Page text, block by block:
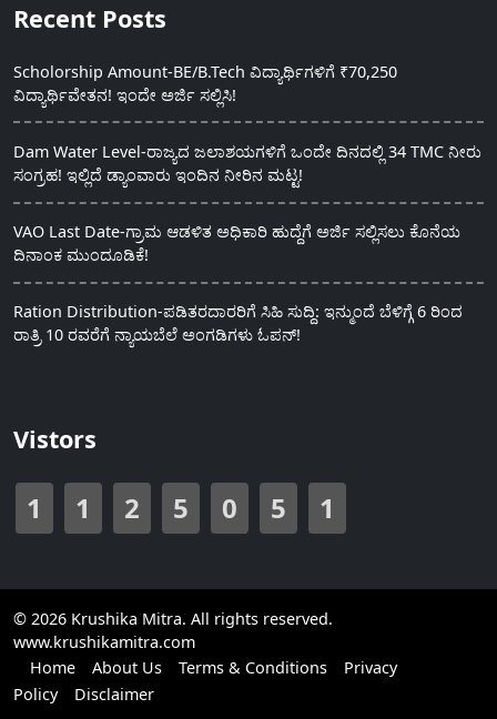
Recent Posts
Scholorship Amount-BE/B.Tech ವಿದ್ಯಾರ್ಥಿಗಳಿಗೆ ₹70,250
ವಿದ್ಯಾರ್ಥಿವೇತನ! ಇಂದೇ ಅರ್ಜಿ ಸಲ್ಲಿಸಿ!
Dam Water Level-ರಾಜ್ಯದ ಜಲಾಶಯಗಳಿಗೆ ಒಂದೇ ದಿನದಲ್ಲಿ 34 TMC ನೀರು
ಸಂಗ್ರಹ! ಇಲ್ಲಿದೆ ಡ್ಯಾಂವಾರು ಇಂದಿನ ನೀರಿನ ಮಟ್ಟ!
VAO Last Date-ಗ್ರಾಮ ಆಡಳಿತ ಅಧಿಕಾರಿ ಹುದ್ದೆಗೆ ಅರ್ಜಿ ಸಲ್ಲಿಸಲು ಕೊನೆಯ
ದಿನಾಂಕ ಮುಂದೂಡಿಕೆ!
Ration Distribution-ಪಡಿತರದಾರರಿಗೆ ಸಿಹಿ ಸುದ್ದಿ: ಇನ್ಮುಂದೆ ಬೆಳಿಗ್ಗೆ 6 ರಿಂದ
ರಾತ್ರಿ 10 ರವರೆಗೆ ನ್ಯಾಯಬೆಲೆ ಅಂಗಡಿಗಳು ಓಪನ್!
Vistors
1 1 2 5 0 5 1
© 2026 Krushika Mitra. All rights reserved.
www.krushikamitra.com
Home
About Us Terms & Conditions
Privacy
Policy
Disclaimer